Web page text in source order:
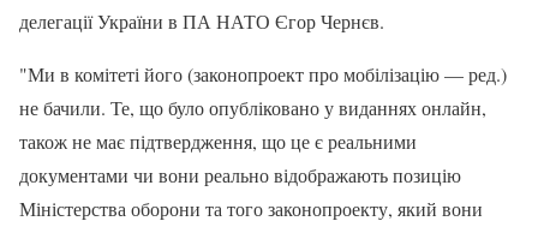
делегації України в ПА НАТО Єгор Чернєв.
"Ми в комітеті його (законопроект про мобілізацію — ред.)
не бачили. Те, що було опубліковано у виданнях онлайн,
також не має підтвердження, що це є реальними
документами чи вони реально відображають позицію
Міністерства оборони та того законопроекту, який вони